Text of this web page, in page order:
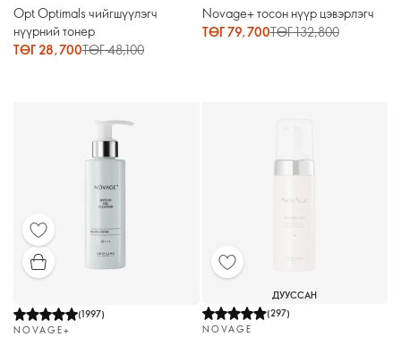
Opt Optimals чийгшүүлэгч
нүүрний тонер
ТӨГ 28,700ТӨГ 48,100
Novage+ тосон нүүр цэвэрлэгч
ТӨГ 79,700ТӨГ 132,800
(1997)
NOVAGE+
ДУУССАН
(297)
NOVAGE